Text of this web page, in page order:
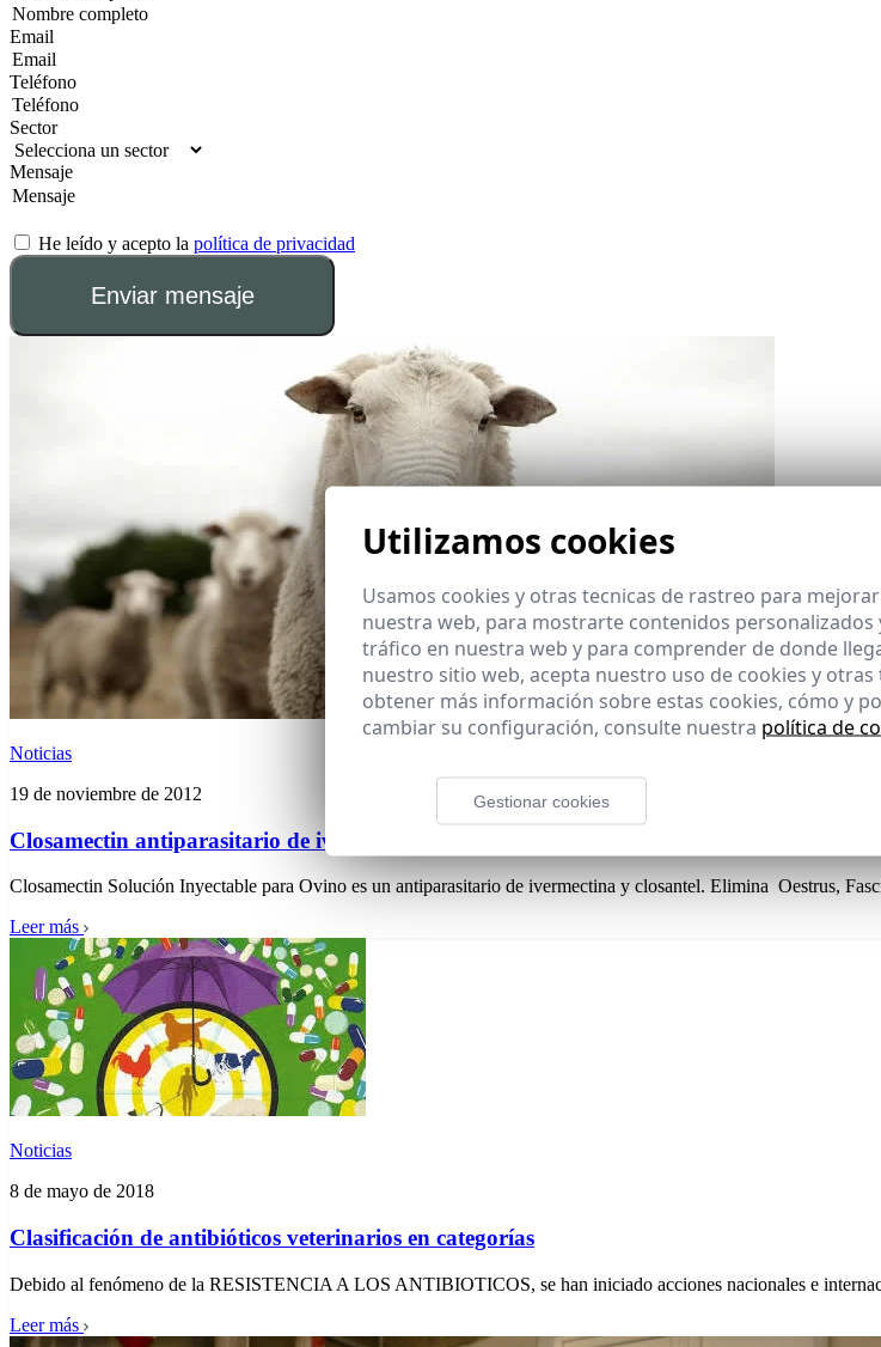
Email
Teléfono
Sector
Mensaje
He leído y acepto la política de privacidad
Enviar mensaje
Noticias
19 de noviembre de 2012
Closamectin antiparasitario de ivermectina y closante
Closamectin Solución Inyectable para Ovino es un antiparasitario de ivermectina y closantel. Elimina Oestrus,
Leer más
Noticias
8 de mayo de 2018
Clasificación de antibióticos veterinarios en categorías
Debido al fenómeno de la RESISTENCIA A LOS ANTIBIOTICOS, se han iniciado acciones nacionales e
Leer más
Utilizamos cookies
Usamos cookies y otras tecnicas de rastreo para
nuestra web, para mostrarte contenidos personalizados
tráfico en nuestra web y para comprender de donde
nuestro sitio web, acepta nuestro uso de cookies y
obtener más información sobre estas cookies, cómo y
cambiar su configuración, consulte nuestra política de
Gestionar cookies